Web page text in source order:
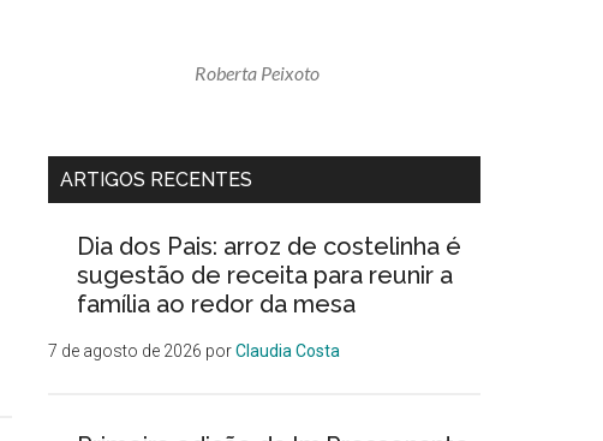
Roberta Peixoto
ARTIGOS RECENTES
Dia dos Pais: arroz de costelinha é
sugestão de receita para reunir a
família ao redor da mesa
7 de agosto de 2026 porClaudia Costa